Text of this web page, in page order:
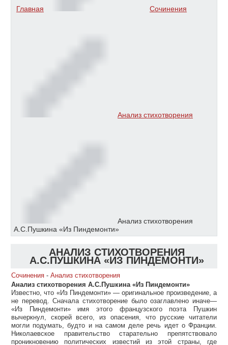
Главная Сочинения
Анализ стихотворения
Анализ стихотворения
А.С.Пушкина «Из Пиндемонти»
АНАЛИЗ СТИХОТВОРЕНИЯ
А.С.ПУШКИНА «ИЗ ПИНДЕМОНТИ»
Сочинения - Анализ стихотворения
Анализ стихотворения А.С.Пушкина «Из Пиндемонти»
Известно, что «Из Пиндемонти» — оригинальное произведение, а
не перевод. Сначала стихотворение было озаглавлено иначе—
«Из Пиндемонти» имя этого французского поэта Пушкин
вычеркнул, скорей всего, из опасения, что русские читатели
могли подумать, будто и на самом деле речь идет о Франции.
Николаевское правительство старательно препятствовало
проникновению политических известий из этой страны, где